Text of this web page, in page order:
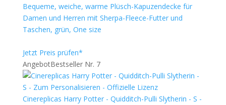
Bequeme, weiche, warme Plüsch-Kapuzendecke für
Damen und Herren mit Sherpa-Fleece-Futter und
Taschen, grün, One size
Jetzt Preis prüfen*
AngebotBestseller Nr. 7
Cinereplicas Harry Potter - Quidditch-Pulli Slytherin - S -